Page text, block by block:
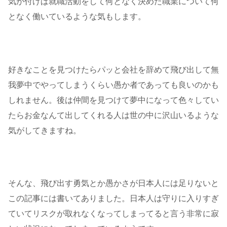
となく働いているような気もします。
好きなことを見つけたらパッと会社を辞めて飛び出して無
我夢中でやってしまうくらい愚か者であっても良いのかも
しれません。後は仲間を見つけて夢中になって色々してい
たらお金なんて出してくれる人は世の中に沢山いるような
気がしてきますね。
そんな、飛び出す勇気とか愚かさが日本人には足りないと
この記事には書いてありました。日本人は守りに入りすぎ
ていてリスクが取れなくなってしまってると言う非常に寂